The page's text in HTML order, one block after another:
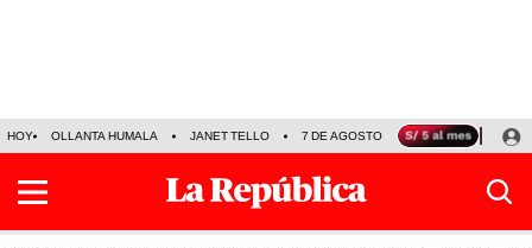
HOY OLLANTA HUMALA JANET TELLO 7 DE AGOSTO TINKA RESULTADOS